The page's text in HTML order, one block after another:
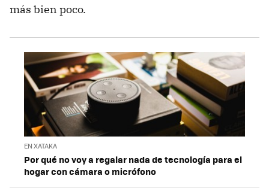
más bien poco.
EN XATAKA
Por qué no voy a regalar nada de tecnología para el
hogar con cámara o micrófono